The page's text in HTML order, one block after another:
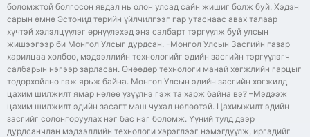
боломжтой болгосон явдал нь олон улсад сайн жишиг болж буй. Хэдэн
сарын өмнө Эстонид төрийн үйлчилгээг гар утаснаас авах талаар
хүчтэй хэлэлцүүлэг өрнүүлэхэд энэ салбарт тэргүүлж буй улсын
жишээгээр би Монгол Улсыг дурдсан. -Монгол Улсын Засгийн газар
харилцаа холбоо, мэдээллийн технологийг эдийн засгийн тэргүүлэгч
салбарын нэгээр зарласан. Өнөөдөр технологи манай хөгжлийн гарцыг
тодорхойлно гэж ярьж байна. Монгол Улсын эдийн засгийн хөгжилд
цахим шилжилт ямар нөлөө үзүүлнэ гэж та харж байна вэ? –Мэдээж
цахим шилжилт эдийн засагт маш чухал нөлөөтэй. Цахимжилт эдийн
засгийг солонгоруулах нэг бас нэг боломж. Үүний тулд дээр
дурдсанчлан мэдээллийн технологи хэрэглээг нэмэгдүүлж, иргэдийг